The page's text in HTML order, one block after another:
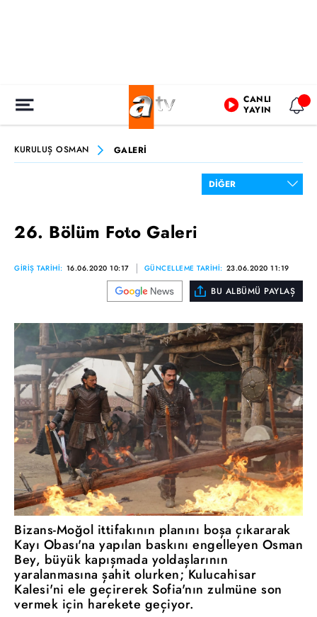
CANLI
YAYIN
KURULUŞ OSMAN GALERİ
26. Bölüm Foto Galeri
GİRİŞ TARİHİ: 16.06.2020 10:17 GÜNCELLEME TARİHİ: 23.06.2020 11:19
BU ALBÜMÜ PAYLAŞ
Bizans-Moğol ittifakının planını boşa çıkararak
Kayı Obası'na yapılan baskını engelleyen Osman
Bey, büyük kapışmada yoldaşlarının
yaralanmasına şahit olurken; Kulucahisar
Kalesi'ni ele geçirerek Sofia'nın zulmüne son
vermek için harekete geçiyor.